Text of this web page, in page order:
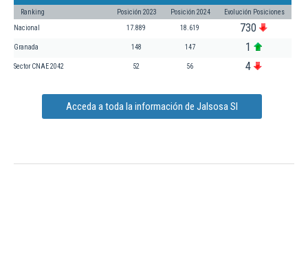
Ranking Posición 2023 Posición 2024 Evolución Posiciones
Nacional 17.889 18.619 730
Granada 148 147 1
Sector CNAE 2042 52 56 4
Acceda a toda la información de Jalsosa Sl